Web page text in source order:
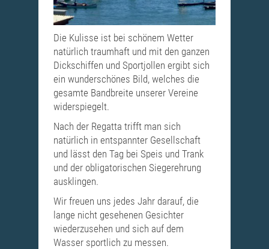
Die Kulisse ist bei schönem Wetter
natürlich traumhaft und mit den ganzen
Dickschiffen und Sportjollen ergibt sich
ein wunderschönes Bild, welches die
gesamte Bandbreite unserer Vereine
widerspiegelt.
Nach der Regatta trifft man sich
natürlich in entspannter Gesellschaft
und lässt den Tag bei Speis und Trank
und der obligatorischen Siegerehrung
ausklingen.
Wir freuen uns jedes Jahr darauf, die
lange nicht gesehenen Gesichter
wiederzusehen und sich auf dem
Wasser sportlich zu messen.